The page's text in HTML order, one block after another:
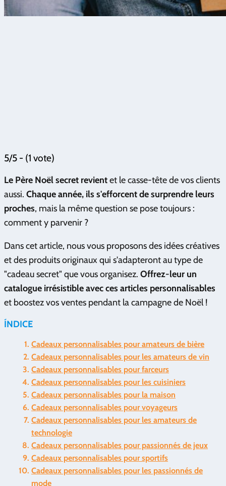
5/5 - (1 vote)
Le Père Noël secret revientet le casse-tête de vos clients
aussi. Chaque année, ils s'efforcent de surprendre leurs
proches, mais la même question se pose toujours :
comment y parvenir ?
Dans cet article, nous vous proposons des idées créatives
et des produits originaux qui s'adapteront au type de
"cadeau secret" que vous organisez. Offrez-leur un
catalogue irrésistible avec ces articles personnalisables
et boostez vos ventes pendant la campagne de Noël !
ÍNDICE
Cadeaux personnalisables pour amateurs de bière
Cadeaux personnalisables pour les amateurs de vin
Cadeaux personnalisables pour farceurs
Cadeaux personnalisables pour les cuisiniers
Cadeaux personnalisables pour la maison
Cadeaux personnalisables pour voyageurs
Cadeaux personnalisables pour les amateurs de
technologie
Cadeaux personnalisables pour passionnés de jeux
Cadeaux personnalisables pour sportifs
Cadeaux personnalisables pour les passionnés de
mode